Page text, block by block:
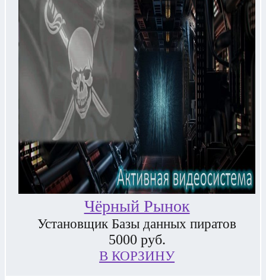
Чёрный Рынок
Установщик Базы данных пиратов
5000 руб.
В КОРЗИНУ